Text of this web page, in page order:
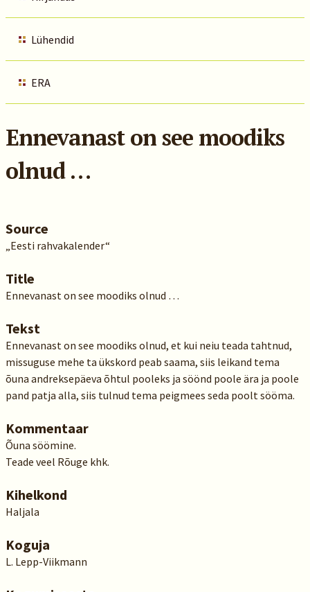
Lühendid
ERA
Ennevanast on see moodiks
olnud …
Source
„Eesti rahvakalender“
Title
Ennevanast on see moodiks olnud …
Tekst
Ennevanast on see moodiks olnud, et kui neiu teada tahtnud,
missuguse mehe ta ükskord peab saama, siis leikand tema
õuna andreksepäeva õhtul pooleks ja söönd poole ära ja poole
pand patja alla, siis tulnud tema peigmees seda poolt sööma.
Kommentaar
Õuna söömine.
Teade veel Rõuge khk.
Kihelkond
Haljala
Koguja
L. Lepp-Viikmann